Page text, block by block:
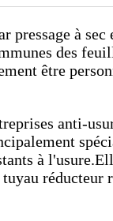
à
des
être
anti-
à
réducteur